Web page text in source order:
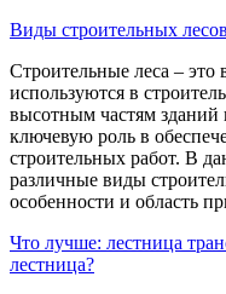
Виды строительных лесов
Строительные леса –
используются в
высотным частям
ключевую роль в
строительных работ. В
различные виды
особенности и область
Что лучше: лестница
лестница?